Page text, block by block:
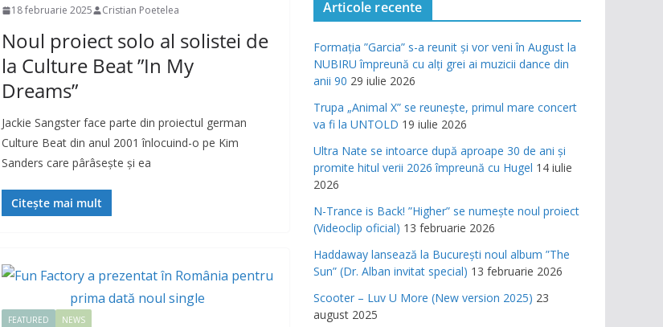
18 februarie 2025 Cristian Poetelea
Noul proiect solo al solistei de
la Culture Beat ”In My
Dreams”
Jackie Sangster face parte din proiectul german
Culture Beat din anul 2001 înlocuind-o pe Kim
Sanders care pârâsește și ea
Citește mai mult
FEATURED NEWS
Articole recente
Formația ”Garcia” s-a reunit și vor veni în August la
NUBIRU împreună cu alți grei ai muzicii dance din
anii 90 29 iulie 2026
Trupa „Animal X” se reunește, primul mare concert
va fi la UNTOLD 19 iulie 2026
Ultra Nate se intoarce după aproape 30 de ani și
promite hitul verii 2026 împreună cu Hugel 14 iulie
2026
N-Trance is Back! ”Higher” se numește noul proiect
(Videoclip oficial) 13 februarie 2026
Haddaway lansează la București noul album ”The
Sun” (Dr. Alban invitat special) 13 februarie 2026
Scooter – Luv U More (New version 2025) 23
august 2025